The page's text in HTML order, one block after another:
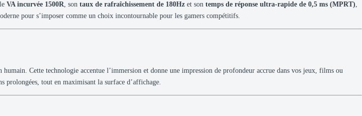
VA incurvée 1500R, son taux de rafraîchissement de 180Hz et son temps de réponse ultra-rapide de 0,5 ms (MPRT),
pour s’imposer comme un choix incontournable pour les gamers compétitifs.
Cette technologie accentue l’immersion et donne une impression de profondeur accrue dans vos jeux, films ou
tout en maximisant la surface d’affichage.